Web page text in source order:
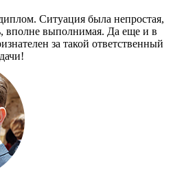
Ситуация была непростая,
вполне выполнимая. Да еще и в
за такой ответственный